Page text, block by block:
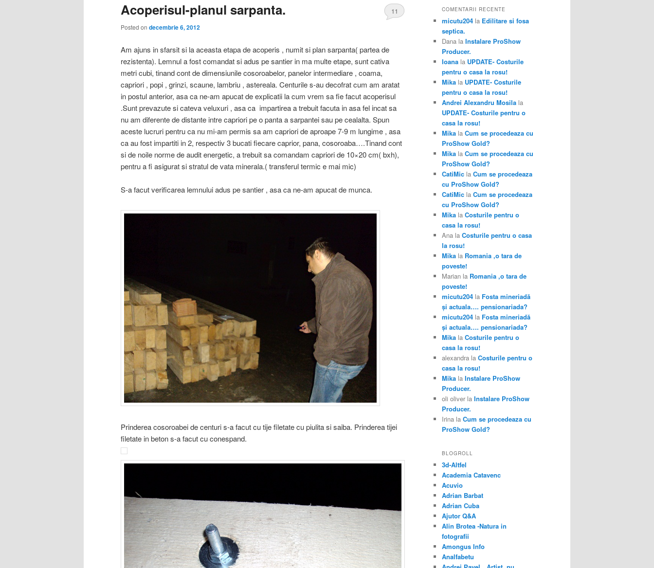
Acoperisul-planul sarpanta.
Posted on decembrie 6, 2012
11
Am ajuns in sfarsit si la aceasta etapa de acoperis , numit si plan sarpanta( partea de
rezistenta). Lemnul a fost comandat si adus pe santier in ma multe etape, sunt cativa
metri cubi, tinand cont de dimensiunile cosoroabelor, panelor intermediare , coama,
capriori , popi , grinzi, scaune, lambriu , astereala. Centurile s-au decofrat cum am aratat
in postul anterior, asa ca ne-am apucat de explicatii la cum vrem sa fie facut acoperisul
.Sunt prevazute si cateva veluxuri , asa ca impartirea a trebuit facuta in asa fel incat sa
nu am diferente de distante intre capriori pe o panta a sarpantei sau pe cealalta. Spun
aceste lucruri pentru ca nu mi-am permis sa am capriori de aproape 7-9 m lungime , asa
ca au fost impartiti in 2, respectiv 3 bucati fiecare caprior, pana, cosoroaba….Tinand cont
si de noile norme de audit energetic, a trebuit sa comandam capriori de 10×20 cm( bxh),
pentru a fi asigurat si stratul de vata minerala.( transferul termic e mai mic)
S-a facut verificarea lemnului adus pe santier , asa ca ne-am apucat de munca.
Prinderea cosoroabei de centuri s-a facut cu tije filetate cu piulita si saiba. Prinderea tijei
filetate in beton s-a facut cu conespand.
COMENTARII RECENTE
micutu204 la Edilitare si fosa
septica.
Dana la Instalare ProShow
Producer.
Ioana la UPDATE- Costurile
pentru o casa la rosu!
Mika la UPDATE- Costurile
pentru o casa la rosu!
Andrei Alexandru Mosila la
UPDATE- Costurile pentru o
casa la rosu!
Mika la Cum se procedeaza cu
ProShow Gold?
Mika la Cum se procedeaza cu
ProShow Gold?
CatiMic la Cum se procedeaza
cu ProShow Gold?
CatiMic la Cum se procedeaza
cu ProShow Gold?
Mika la Costurile pentru o
casa la rosu!
Ana la Costurile pentru o casa
la rosu!
Mika la Romania ,o tara de
poveste!
Marian la Romania ,o tara de
poveste!
micutu204 la Fosta mineriadă
şi actuala…. pensionariada?
micutu204 la Fosta mineriadă
şi actuala…. pensionariada?
Mika la Costurile pentru o
casa la rosu!
alexandra la Costurile pentru o
casa la rosu!
Mika la Instalare ProShow
Producer.
oli oliver la Instalare ProShow
Producer.
Irina la Cum se procedeaza cu
ProShow Gold?
BLOGROLL
3d-Altfel
Academia Catavenc
Acuvio
Adrian Barbat
Adrian Cuba
Ajutor Q&A
Alin Brotea -Natura in
fotografii
Amongus Info
Analfabetu